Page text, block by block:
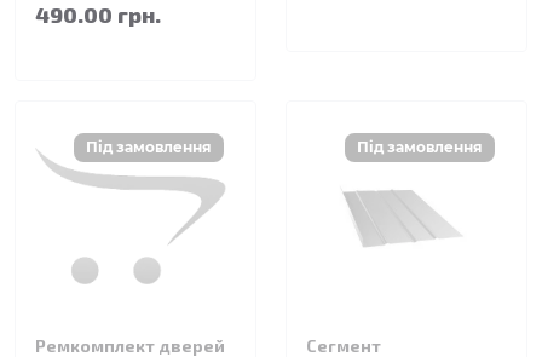
490.00 грн.
Ремкомплект дверей
Сегмент